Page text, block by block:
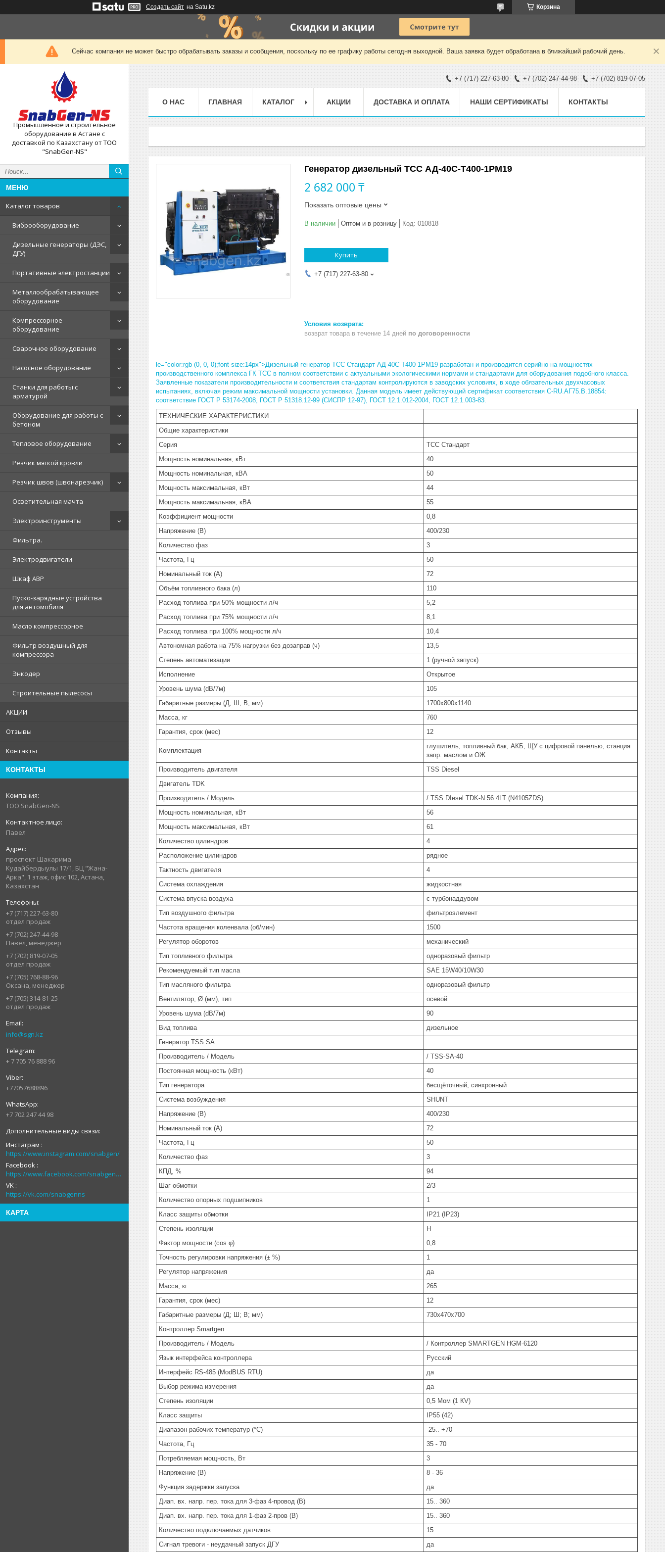
Создать сайт на Satu.kz Корзина
Сейчас компания не может быстро обрабатывать заказы и сообщения, поскольку по ее графику работы сегодня выходной. Ваша заявка будет обработана в ближайший рабочий день.
Промышленное и строительное
оборудование в Астане с
доставкой по Казахстану от ТОО
"SnabGen-NS"
Каталог товаров
Виброоборудование
Дизельные генераторы (ДЭС,
ДГУ)
Портативные электростанции
Металлообрабатывающее
оборудование
Компрессорное
оборудование
Сварочное оборудование
Насосное оборудование
Станки для работы с
арматурой
Оборудование для работы с
бетоном
Тепловое оборудование
Резчик мягкой кровли
Резчик швов (швонарезчик)
Осветительная мачта
Электроинструменты
Фильтра.
Электродвигатели
Шкаф АВР
Пуско-зарядные устройства
для автомобиля
Масло компрессорное
Фильтр воздушный для
компрессора
Энкодер
Строительные пылесосы
АКЦИИ
Отзывы
Контакты
КОНТАКТЫ
ТОО SnabGen-NS
Павел
проспект Шакарима
Кудайбердыулы 17/1, БЦ "Жана-
Арка", 1 этаж, офис 102, Астана,
Казахстан
+7 (717) 227-63-80
отдел продаж
+7 (702) 247-44-98
Павел, менеджер
+7 (702) 819-07-05
отдел продаж
+7 (705) 768-88-96
Оксана, менеджер
+7 (705) 314-81-25
отдел продаж
info@sgn.kz
+ 7 705 76 888 96
+77057688896
+7 702 247 44 98
Инстаграм
https://www.instagram.com/snabgen/
Facebook
https://www.facebook.com/snabgenNS
VK
https://vk.com/snabgenns
КАРТА
+7 (717) 227-63-80 +7 (702) 247-44-98 +7 (702) 819-07-05
О НАС ГЛАВНАЯ КАТАЛОГ АКЦИИ ДОСТАВКА И ОПЛАТА НАШИ СЕРТИФИКАТЫ КОНТАКТЫ
Генератор дизельный ТСС АД-40С-Т400-1РМ19
2 682 000 ₸
Показать оптовые цены
В наличии Оптом и в розницу Код: 010818
Купить
+7 (717) 227-63-80
возврат товара в течение 14 дней по договоренности
le="color:rgb (0, 0, 0);font-size:14px">Дизельный генератор ТСС Стандарт АД-40С-Т400-1РМ19 разработан и производится серийно на мощностях
производственного комплекса ГК ТСС в полном соответствии с актуальными экологическими нормами и стандартами для оборудования подобного класса.
Заявленные показатели производительности и соответствия стандартам контролируются в заводских условиях, в ходе обязательных двухчасовых
испытаниях, включая режим максимальной мощности установки. Данная модель имеет действующий сертификат соответствия C-RU.АГ75.B.18854:
соответствие ГОСТ Р 53174-2008, ГОСТ Р 51318.12-99 (СИСПР 12-97), ГОСТ 12.1.012-2004, ГОСТ 12.1.003-83.
ТЕХНИЧЕСКИЕ ХАРАКТЕРИСТИКИ
Общие характеристики
Серия
ТСС Стандарт
Мощность номинальная, кВт
40
Мощность номинальная, кВА
50
Мощность максимальная, кВт
44
Мощность максимальная, кВА
55
Коэффициент мощности
0,8
Напряжение (В)
400/230
Количество фаз
3
Частота, Гц
50
Номинальный ток (А)
72
Объём топливного бака (л)
110
Расход топлива при 50% мощности л/ч
5,2
Расход топлива при 75% мощности л/ч
8,1
Расход топлива при 100% мощности л/ч
10,4
Автономная работа на 75% нагрузки без дозаправ (ч)
13,5
Степень автоматизации
1 (ручной запуск)
Исполнение
Открытое
Уровень шума (dB/7м)
105
Габаритные размеры (Д; Ш; В; мм)
1700x800x1140
Масса, кг
760
Гарантия, срок (мес)
12
Комплектация
глушитель, топливный бак, АКБ, ЩУ с цифровой панелью, станция
запр. маслом и ОЖ
Производитель двигателя
TSS Diesel
Двигатель TDK
Производитель / Модель
/ TSS DIesel TDK-N 56 4LT (N4105ZDS)
Мощность номинальная, кВт
56
Мощность максимальная, кВт
61
Количество цилиндров
4
Расположение цилиндров
рядное
Тактность двигателя
4
Система охлаждения
жидкостная
Система впуска воздуха
с турбонаддувом
Тип воздушного фильтра
фильтроэлемент
Частота вращения коленвала (об/мин)
1500
Регулятор оборотов
механический
Тип топливного фильтра
одноразовый фильтр
Рекомендуемый тип масла
SAE 15W40/10W30
Тип масляного фильтра
одноразовый фильтр
Вентилятор, Ø (мм), тип
осевой
Уровень шума (dB/7м)
90
Вид топлива
дизельное
Генератор TSS SA
Производитель / Модель
/ TSS-SA-40
Постоянная мощность (кВт)
40
Тип генератора
бесщёточный, синхронный
Система возбуждения
SHUNT
Напряжение (В)
400/230
Номинальный ток (А)
72
Частота, Гц
50
Количество фаз
3
КПД, %
94
Шаг обмотки
2/3
Количество опорных подшипников
1
Класс защиты обмотки
IP21 (IP23)
Степень изоляции
Н
Фактор мощности (cos φ)
0,8
Точность регулировки напряжения (± %)
1
Регулятор напряжения
да
Масса, кг
265
Гарантия, срок (мес)
12
Габаритные размеры (Д; Ш; В; мм)
730x470x700
Контроллер Smartgen
Производитель / Модель
/ Контроллер SMARTGEN HGM-6120
Язык интерфейса контроллера
Русский
Интерфейс RS-485 (ModBUS RTU)
да
Выбор режима измерения
да
Степень изоляции
0,5 Мом (1 КV)
Класс защиты
IP55 (42)
Диапазон рабочих температур (°C)
-25.. +70
Частота, Гц
35 - 70
Потребляемая мощность, Вт
3
Напряжение (В)
8 - 36
Функция задержки запуска
да
Диап. вх. напр. пер. тока для 3-фаз 4-провод (В)
15.. 360
Диап. вх. напр. пер. тока для 1-фаз 2-пров (В)
15.. 360
Количество подключаемых датчиков
15
Сигнал тревоги - неудачный запуск ДГУ
да